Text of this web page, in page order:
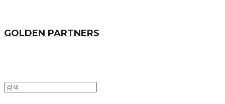
GOLDEN PARTNERS